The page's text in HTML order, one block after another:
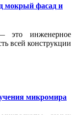
мокрый фасад и
это инженерное
всей конструкции
микромира